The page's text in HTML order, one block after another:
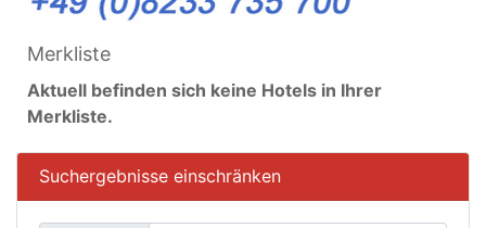
Merkliste
Aktuell befinden sich keine Hotels in Ihrer
Merkliste.
Suchergebnisse einschränken